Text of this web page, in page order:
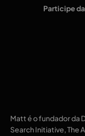
Participe
Matt é o fundador da
Search Initiative, The